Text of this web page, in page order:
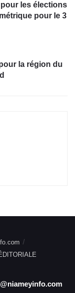
les élections
pour le 3
la région du